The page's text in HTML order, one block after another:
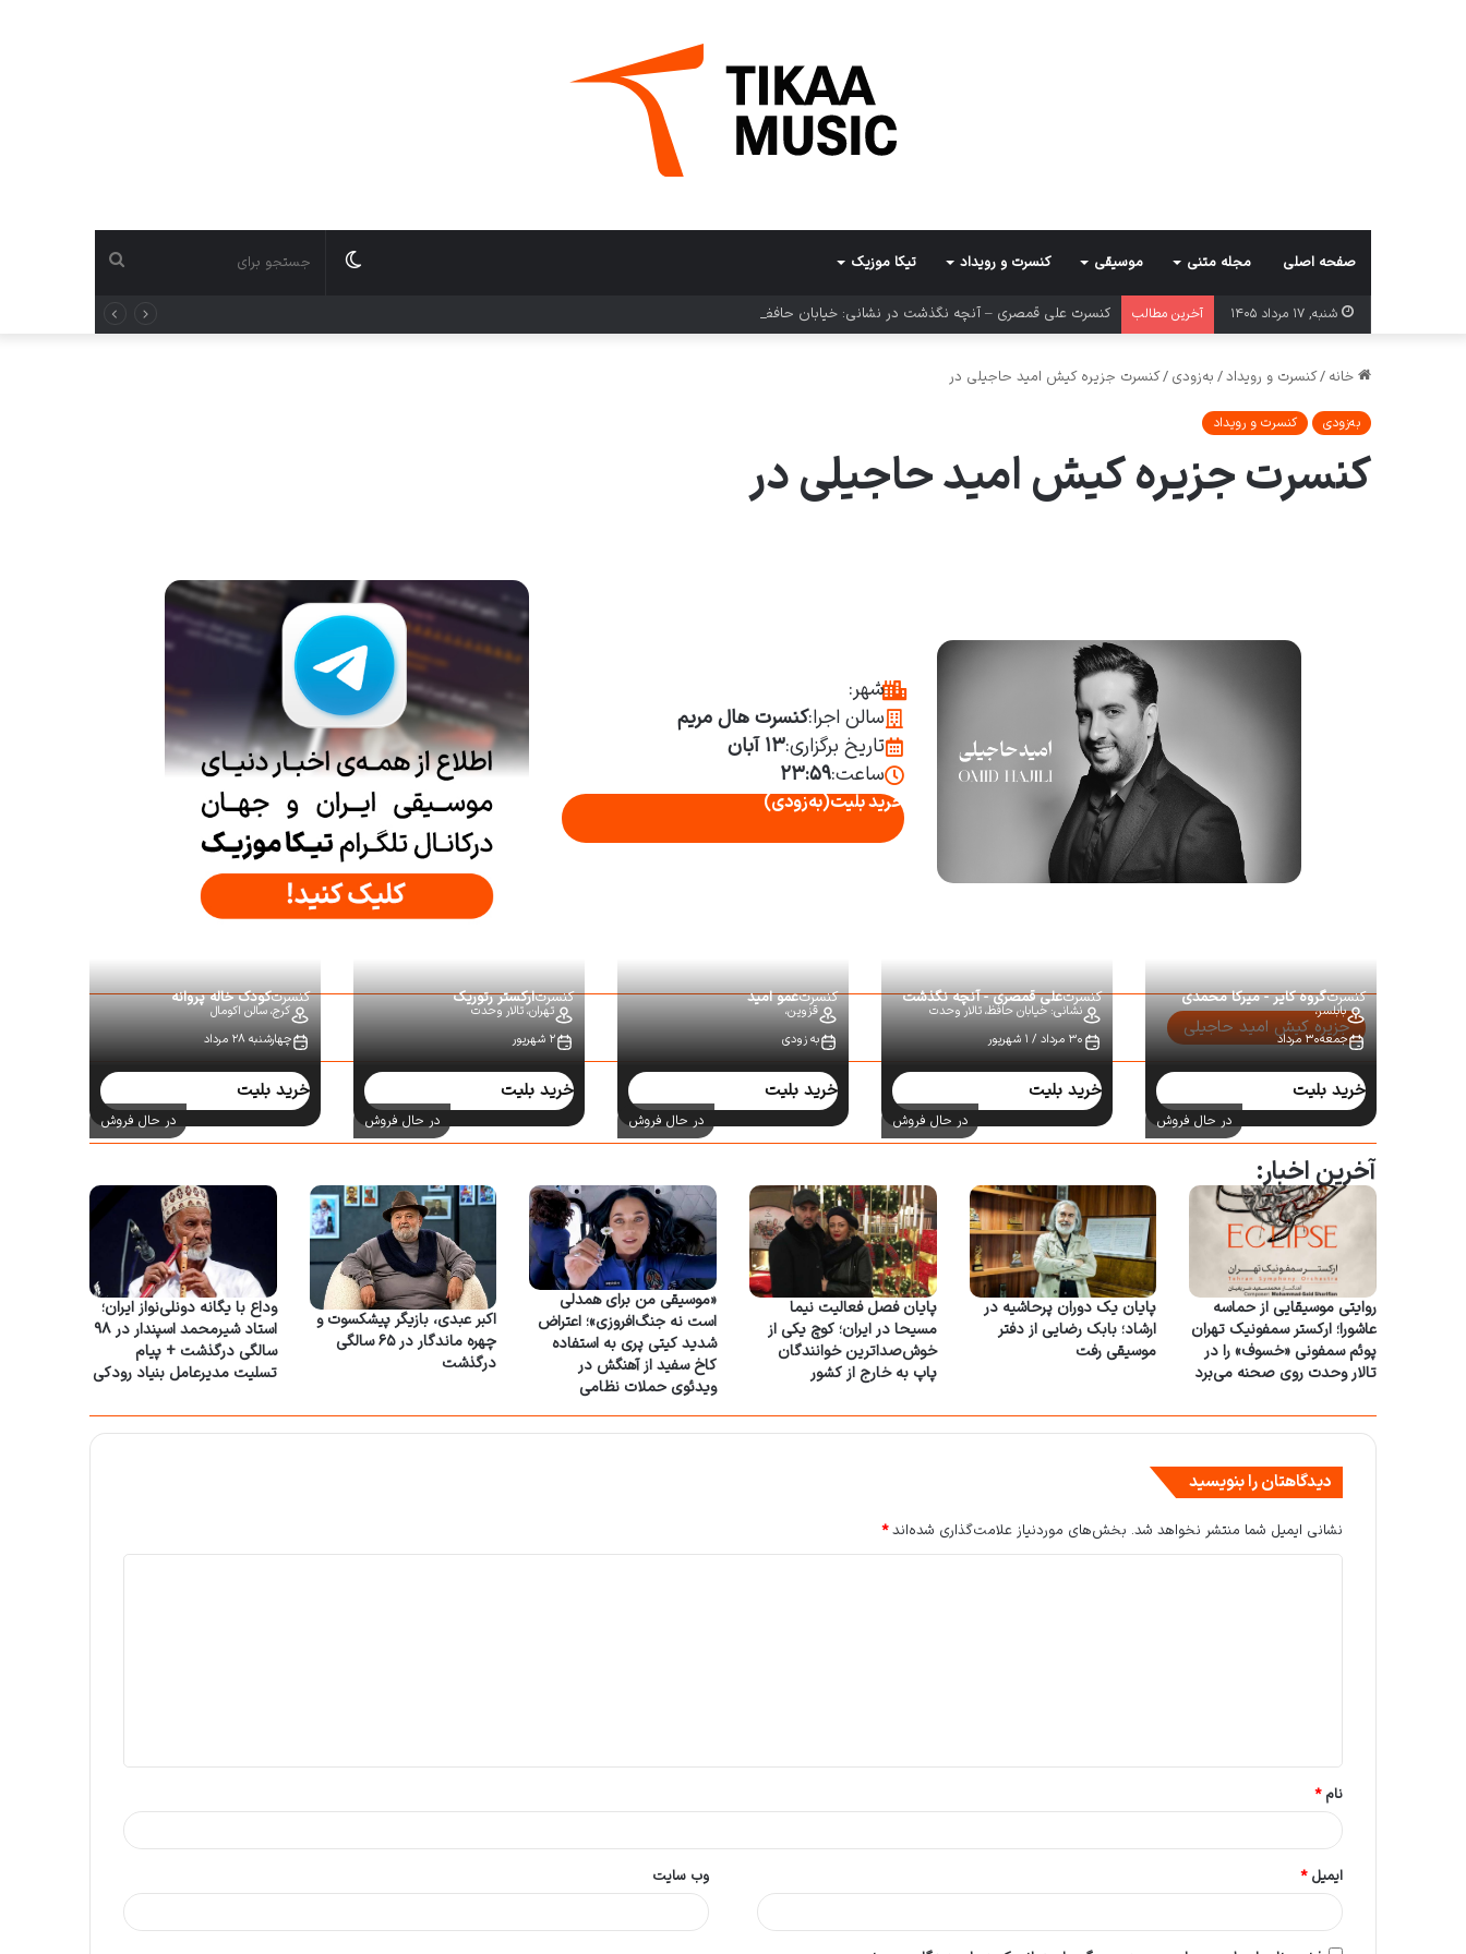
صفحه اصلی مجله متنی موسیقی کنسرت و رویداد تیکا موزیک
شنبه, ۱۷ مرداد ۱۴۰۵ آخرین مطالب کنسرت علی قمصری – آنچه نگذشت در نشانی: خیابان حافظ
خانه /کنسرت و رویداد/ به‌زودی /کنسرت جزیره کیش امید حاجیلی در
به‌زودی کنسرت و رویداد
کنسرت جزیره کیش امید حاجیلی در
شهر:
سالن اجرا:کنسرت هال مریم
تاریخ برگزاری:۱۳ آبان
ساعت:۲۳:۵۹
خرید بلیت(به‌زودی)
جزیره کیش امید حاجیلی
سایر کنسرت‌ها:
کنسرتگروه کایر - میرکا محمدی
بابلسر،
جمعه۳۰ مرداد
خرید بلیت
در حال فروش
کنسرتعلی قمصری - آنچه نگذشت
نشانی: خیابان حافظ،تالار وحدت
۳۰ مرداد / ۱ شهریور
خرید بلیت
در حال فروش
کنسرتعمو امید
قزوین،
به زودی
خرید بلیت
در حال فروش
کنسرتارکستر رتوریک
تهران،تالار وحدت
۲ شهریور
خرید بلیت
در حال فروش
کنسرتکودک خاله پروانه
کرج،سالن اکومال
چهارشنبه ۲۸ مرداد
خرید بلیت
در حال فروش
آخرین اخبار:
روایتی موسیقایی از حماسه
عاشورا؛ ارکستر سمفونیک تهران
پوئم سمفونی «خسوف» را در
تالار وحدت روی صحنه می‌برد
پایان یک دوران پرحاشیه در
ارشاد؛ بابک رضایی از دفتر
موسیقی رفت
پایان فصل فعالیت نیما
مسیحا در ایران؛ کوچ یکی از
خوش‌صداترین خوانندگان
پاپ به خارج از کشور
«موسیقی من برای همدلی
است نه جنگ‌افروزی»؛ اعتراض
شدید کیتی پری به استفاده
کاخ سفید از آهنگش در
ویدئوی حملات نظامی
اکبر عبدی، بازیگر پیشکسوت و
چهره ماندگار در ۶۵ سالگی
درگذشت
وداع با یگانه دونلی‌نواز ایران؛
استاد شیرمحمد اسپندار در ۹۸
سالگی درگذشت + پیام
تسلیت مدیرعامل بنیاد رودکی
دیدگاهتان را بنویسید
نشانی ایمیل شما منتشر نخواهد شد. بخش‌های موردنیاز علامت‌گذاری شده‌اند*
*
نام*
ایمیل* وب‌ سایت